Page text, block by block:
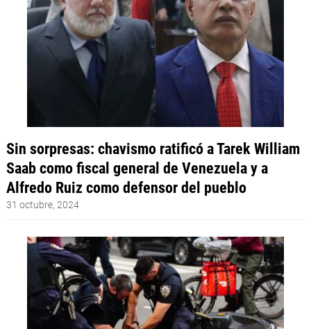
Sin sorpresas: chavismo ratificó a Tarek William
Saab como fiscal general de Venezuela y a
Alfredo Ruiz como defensor del pueblo
31 octubre, 2024